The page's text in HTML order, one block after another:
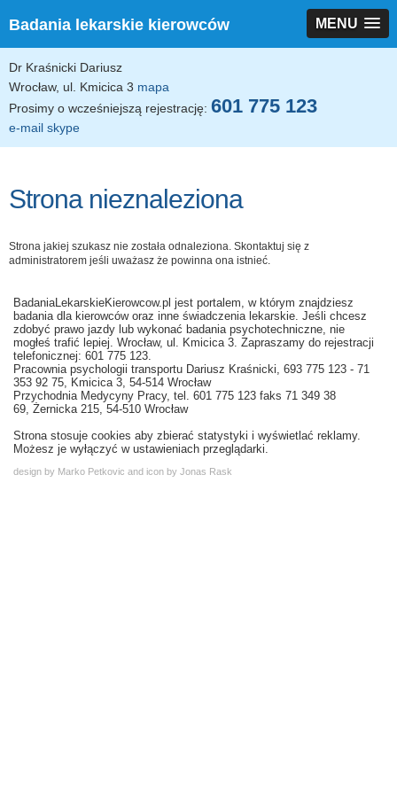
Badania lekarskie kierowców MENU
Dr Kraśnicki Dariusz
Wrocław, ul. Kmicica 3 mapa
Prosimy o wcześniejszą rejestrację: 601 775 123
e-mail skype
Strona nieznaleziona
Strona jakiej szukasz nie została odnaleziona. Skontaktuj się z
administratorem jeśli uważasz że powinna ona istnieć.
BadaniaLekarskieKierowcow.pl jest portalem, w którym znajdziesz
badania dla kierowców oraz inne świadczenia lekarskie. Jeśli chcesz
zdobyć prawo jazdy lub wykonać badania psychotechniczne, nie
mogłeś trafić lepiej. Wrocław, ul. Kmicica 3. Zapraszamy do rejestracji
telefonicznej: 601 775 123.
Pracownia psychologii transportu Dariusz Kraśnicki, 693 775 123 - 71
353 92 75, Kmicica 3, 54-514 Wrocław
Przychodnia Medycyny Pracy, tel. 601 775 123 faks 71 349 38
69, Żernicka 215, 54-510 Wrocław
Strona stosuje cookies aby zbierać statystyki i wyświetlać reklamy.
Możesz je wyłączyć w ustawieniach przeglądarki.
design by Marko Petkovic and icon by Jonas Rask